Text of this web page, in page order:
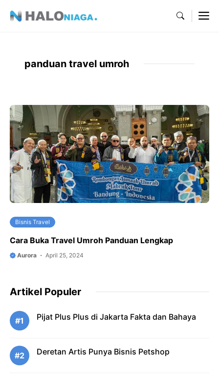
panduan travel umroh
Bisnis Travel
Cara Buka Travel Umroh Panduan Lengkap
Aurora April 25, 2024
Artikel Populer
#1 Pijat Plus Plus di Jakarta Fakta dan Bahaya
#2 Deretan Artis Punya Bisnis Petshop